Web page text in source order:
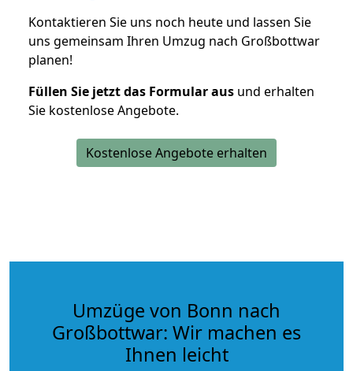
Kontaktieren Sie uns noch heute und lassen Sie
uns gemeinsam Ihren Umzug nach Großbottwar
planen!
Füllen Sie jetzt das Formular aus und erhalten
Sie kostenlose Angebote.
Kostenlose Angebote erhalten
Umzüge von Bonn nach
Großbottwar: Wir machen es
Ihnen leicht